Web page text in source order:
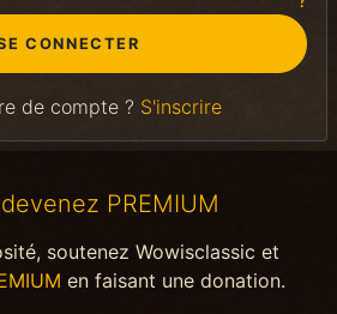
de compte ? S'inscrire
PREMIUM
soutenez Wowisclassic et
en faisant une donation.